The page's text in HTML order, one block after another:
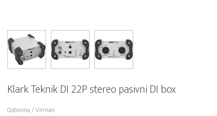
Klark Teknik DI 22P stereo pasivni DI box
Gotovina / Virman